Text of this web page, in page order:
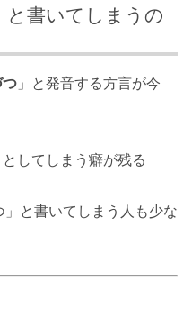
と書いてしまうの
つ 」と発音する方言が今
してしまう癖が残る
と書いてしまう人も少な